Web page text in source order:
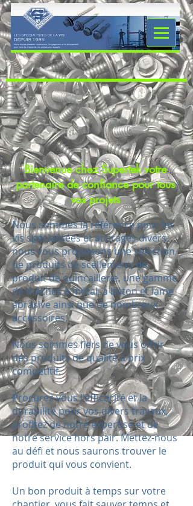
Nous sommes la référence pour les
vis spécialisées et ancrages divers,
nous vous proposons une sélection
de produits de scellement, de
produit de quincaillerie, une gamme
de mèches à métal, à béton et lame
abrasive ainsi que de nombreux
accessoires.
Nous sommes fiers de vous offrir
des produits de qualité à prix
compétitif.
Procurez-vous l'efficacité et la
durabilité pour vos divers travaux,
profitez de notre expertise et de
notre service hors pair. Mettez-nous
au défi et nous saurons trouver le
produit qui vous convient.
Un bon produit à temps sur votre
Bienvenue chez Supertek votre
partenaire de confiance pour tous
vos projets